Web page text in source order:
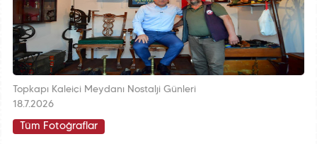
Topkapı Kaleiçi Meydanı Nostalji Günleri
18.7.2026
Tüm Fotoğraflar